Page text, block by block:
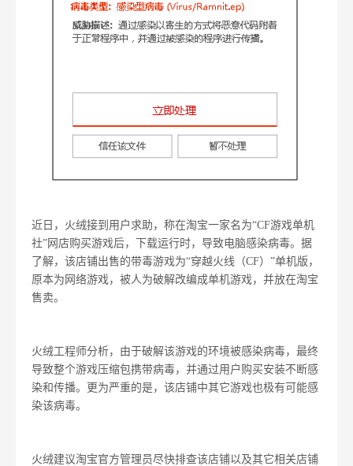
近日，火绒接到用户求助，称在淘宝一家名为“CF游戏单机
社”网店购买游戏后，下载运行时，导致电脑感染病毒。据
了解，该店铺出售的带毒游戏为“穿越火线（CF）”单机版，
原本为网络游戏，被人为破解改编成单机游戏，并放在淘宝
售卖。
火绒工程师分析，由于破解该游戏的环境被感染病毒，最终
导致整个游戏压缩包携带病毒，并通过用户购买安装不断感
染和传播。更为严重的是，该店铺中其它游戏也极有可能感
染该病毒。
火绒建议淘宝官方管理员尽快排查该店铺以及其它相关店铺